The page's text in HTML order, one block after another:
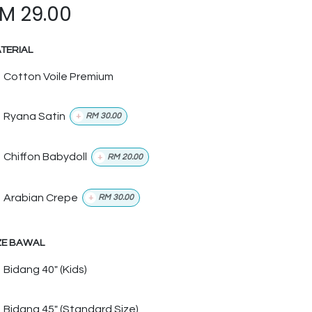
29.00
Cotton Voile Premium
Ryana Satin + RM 30.00
Chiffon Babydoll + RM 20.00
Arabian Crepe + RM 30.00
BAWAL
Bidang 40" (Kids)
Bidang 45" (Standard Size)